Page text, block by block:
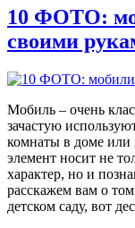
10 ФОТО:
своими
Мобиль – очень
зачастую
комнаты в доме или
элемент носит не
характер, но и
расскажем вам о
детском саду, вот